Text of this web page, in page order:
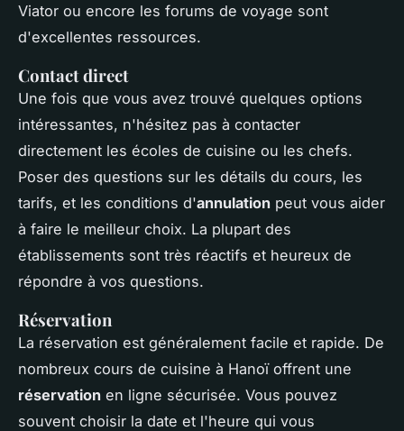
Viator ou encore les forums de voyage sont
d'excellentes ressources.
Contact direct
Une fois que vous avez trouvé quelques options
intéressantes, n'hésitez pas à contacter
directement les écoles de cuisine ou les chefs.
Poser des questions sur les détails du cours, les
tarifs, et les conditions d'annulation peut vous aider
à faire le meilleur choix. La plupart des
établissements sont très réactifs et heureux de
répondre à vos questions.
Réservation
La réservation est généralement facile et rapide. De
nombreux cours de cuisine à Hanoï offrent une
réservation en ligne sécurisée. Vous pouvez
souvent choisir la date et l'heure qui vous